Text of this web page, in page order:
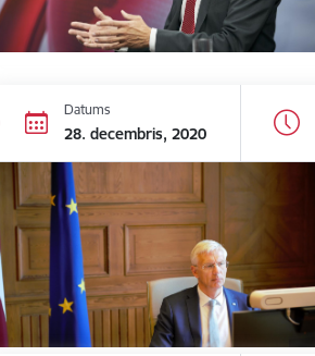
Datums
28. decembris, 2020